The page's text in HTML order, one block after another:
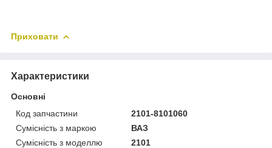
Приховати
Характеристики
Основні
Код запчастини
2101-8101060
Сумісність з маркою
ВАЗ
Сумісність з моделлю
2101